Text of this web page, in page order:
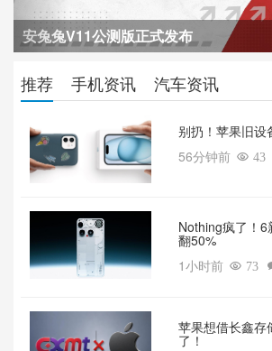
安兔兔V11公测版正式发布
推荐 手机资讯 汽车资讯
别扔！苹果旧设
56分钟前  43
‌Nothing疯了！
翻50%‌
1小时前  73
苹果想借长鑫存
了！